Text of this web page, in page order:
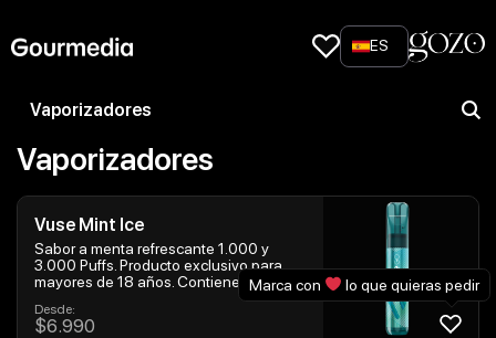
content
ES
Vaporizadores
Vaporizadores
Vuse Mint Ice
Sabor a menta refrescante 1.000 y
3.000 Puffs. Producto exclusivo para
mayores de 18 años. Contiene nicotina,
una sustancia potencialmente adictiva.
Desde:
$6.990
Marca con lo que quieras pedir